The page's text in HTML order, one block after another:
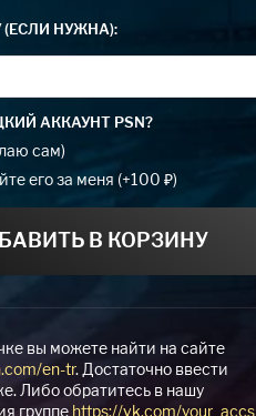
(ЕСЛИ НУЖНА):
АККАУНТ PSN?
сам)
его за меня (+100 ₽)
В КОРЗИНУ
вы можете найти на сайте
en-tr. Достаточно ввести
Либо обратитесь в нашу
группе https://vk.com/your_accs